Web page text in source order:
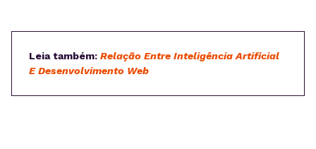
Leia também: Relação Entre Inteligência Artificial
E Desenvolvimento Web